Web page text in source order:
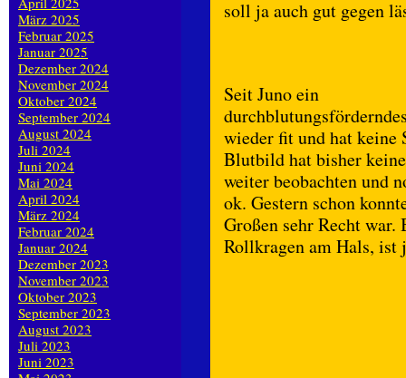
soll ja auch gut gegen
Seit Juno ein
wieder fit und hat keine
Blutbild hat bisher
weiter beobachten und
ok. Gestern schon
Großen sehr Recht
Rollkragen am Hals,
März 2025
Februar 2025
Januar 2025
Dezember 2024
November 2024
Oktober 2024
September 2024
August 2024
Juli 2024
Juni 2024
Mai 2024
April 2024
März 2024
Februar 2024
Januar 2024
Dezember 2023
November 2023
Oktober 2023
September 2023
August 2023
Juli 2023
Juni 2023